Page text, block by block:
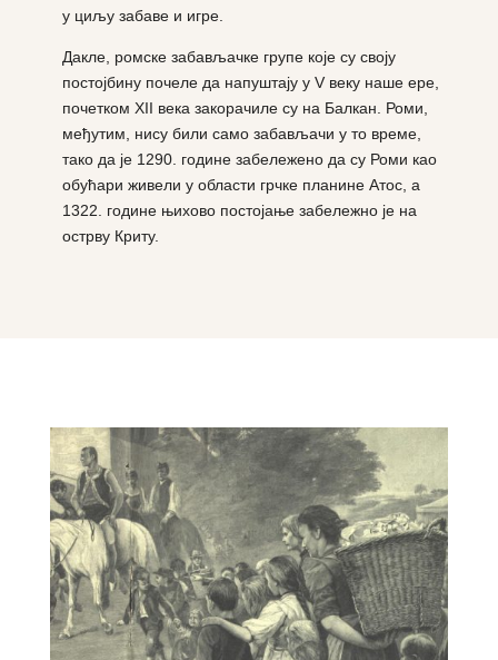
у циљу забаве и игре.
Дакле, ромске забављачке групе које су своју
постојбину почеле да напуштају у V веку наше ере,
почетком XII века закорачиле су на Балкан. Роми,
међутим, нису били само забављачи у то време,
тако да је 1290. године забележено да су Роми као
обућари живели у области грчке планине Атос, а
1322. године њихово постојање забележно је на
острву Криту.